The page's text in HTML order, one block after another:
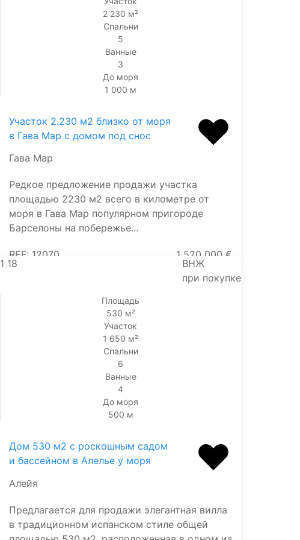
2 230 м²
Спальни
5
Ванные
3
До моря
1 000 м
Участок 2.230 м2 близко от моря
в Гава Мар с домом под снос
Гава Мар
Редкое предложение продажи участка
площадью 2230 м2 всего в километре от
моря в Гава Мар популярном пригороде
Барселоны на побережье...
REF: 12070 1 520 000 €
1 18
ВНЖ
при покупке
Площадь
530 м²
Участок
1 650 м²
Спальни
6
Ванные
4
До моря
500 м
Дом 530 м2 с роскошным садом
и бассейном в Алелье у моря
Алейя
Предлагается для продажи элегантная вилла
в традиционном испанском стиле общей